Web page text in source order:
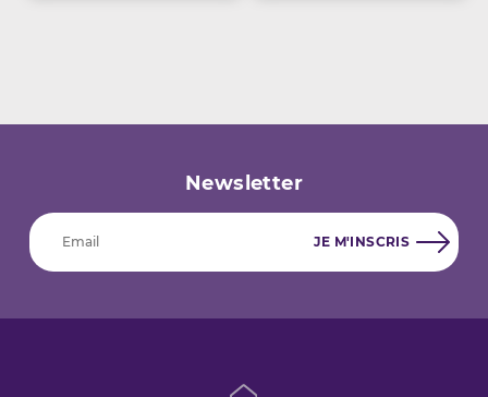
Newsletter